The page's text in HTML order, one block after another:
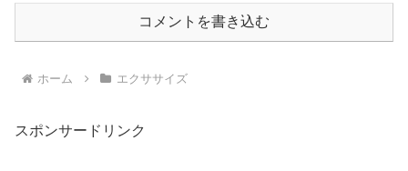
コメントを書き込む
ホーム エクササイズ
スポンサードリンク